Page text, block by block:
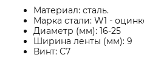
Материал: сталь.
Марка стали: W1 -
Диаметр (мм): 16-25
Ширина ленты (мм): 9
Винт: C7